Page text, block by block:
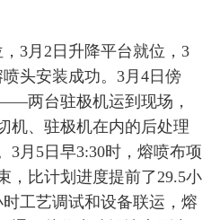
3月2日升降平台就位，3
头安装成功。3月4日傍
两台驻极机运到现场，
机、驻极机在内的后处理
3月5日早3:30时，熔喷布项
，比计划进度提前了29.5小
工艺调试和设备联运，熔